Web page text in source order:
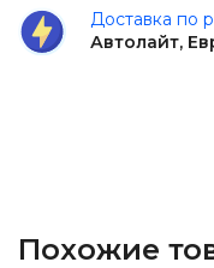
Доставка по
Автолайт,
Похожие